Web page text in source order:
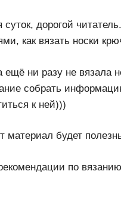
дорогой
как вязать носки
ещё ни разу не вязала
собрать
к ней)))
материал будет
по